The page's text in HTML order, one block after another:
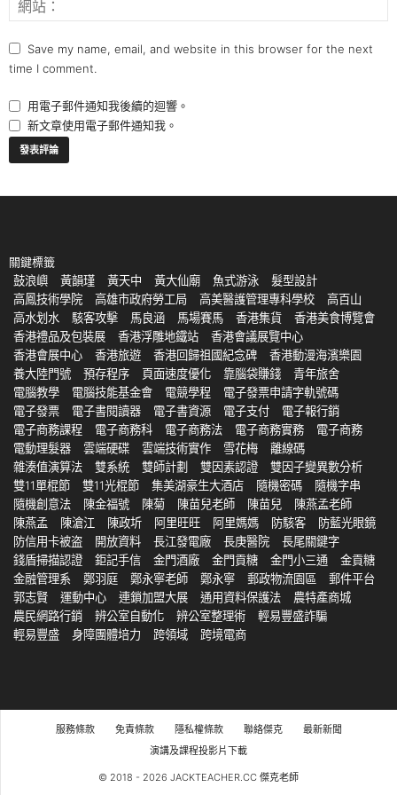
Save my name, email, and website in this browser for the next
time I comment.
用電子郵件通知我後續的迴響。
新文章使用電子郵件通知我。
關鍵標籤
鼓浪嶼
黃韻瑾 黃天中 黃大仙廟 魚式游泳
髮型設計
高鳳技術學院
高雄市政府勞工局 高美醫護管理專科學校
高百山
高水划水
駭客攻擊 馬良涵 馬場賽馬 香港集貨
香港美食博覽會
香港禮品及包裝展
香港浮雕地鐵站
香港會議展覽中心
香港會展中心
香港旅遊 香港回歸祖國紀念碑
香港動漫海濱樂園
養大陸門號
預存程序 頁面速度優化 靠腦袋賺錢
青年旅舍
電腦教學
電腦技能基金會 電競學程
電子發票申請字軌號碼
電子發票
電子書閱讀器 電子書資源 電子支付
電子報行銷
電子商務課程
電子商務科 電子商務法 電子商務實務
電子商務
電動理髮器
雲端硬碟 雲端技術實作 雪花梅
離線碼
雜湊值演算法
雙系統 雙師計劃 雙因素認證
雙因子變異數分析
雙11單棍節
雙11光棍節 集美湖豪生大酒店 隨機密碼
隨機字串
隨機創意法
陳金福號 陳菊 陳苗兒老師 陳苗兒
陳燕孟老師
陳燕孟
陳滄江 陳政圻 阿里旺旺 阿里媽媽 防駭客
防藍光眼鏡
防信用卡被盗
開放資料 長江發電廠 長庚醫院
長尾關鍵字
錢盾掃描認證
鉅記手信 金門酒廠 金門貢糖 金門小三通
金貢糖
金融管理系
鄭羽庭 鄭永寧老師 鄭永寧 郵政物流園區
郵件平台
郭志賢
運動中心 連鎖加盟大展 通用資料保護法
農特產商城
農民網路行銷
辨公室自動化 辨公室整理術
輕易豐盛詐騙
輕易豐盛
身障團體培力 跨領域 跨境電商
服務條款 免責條款 隱私權條款 聯絡傑克
最新新聞
演講及課程投影片下載
© 2018 - 2026 JACKTEACHER.CC 傑克老師